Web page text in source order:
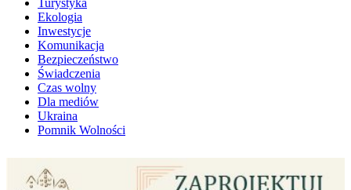
Ekologia
Inwestycje
Komunikacja
Bezpieczeństwo
Świadczenia
Czas wolny
Dla mediów
Ukraina
Pomnik Wolności